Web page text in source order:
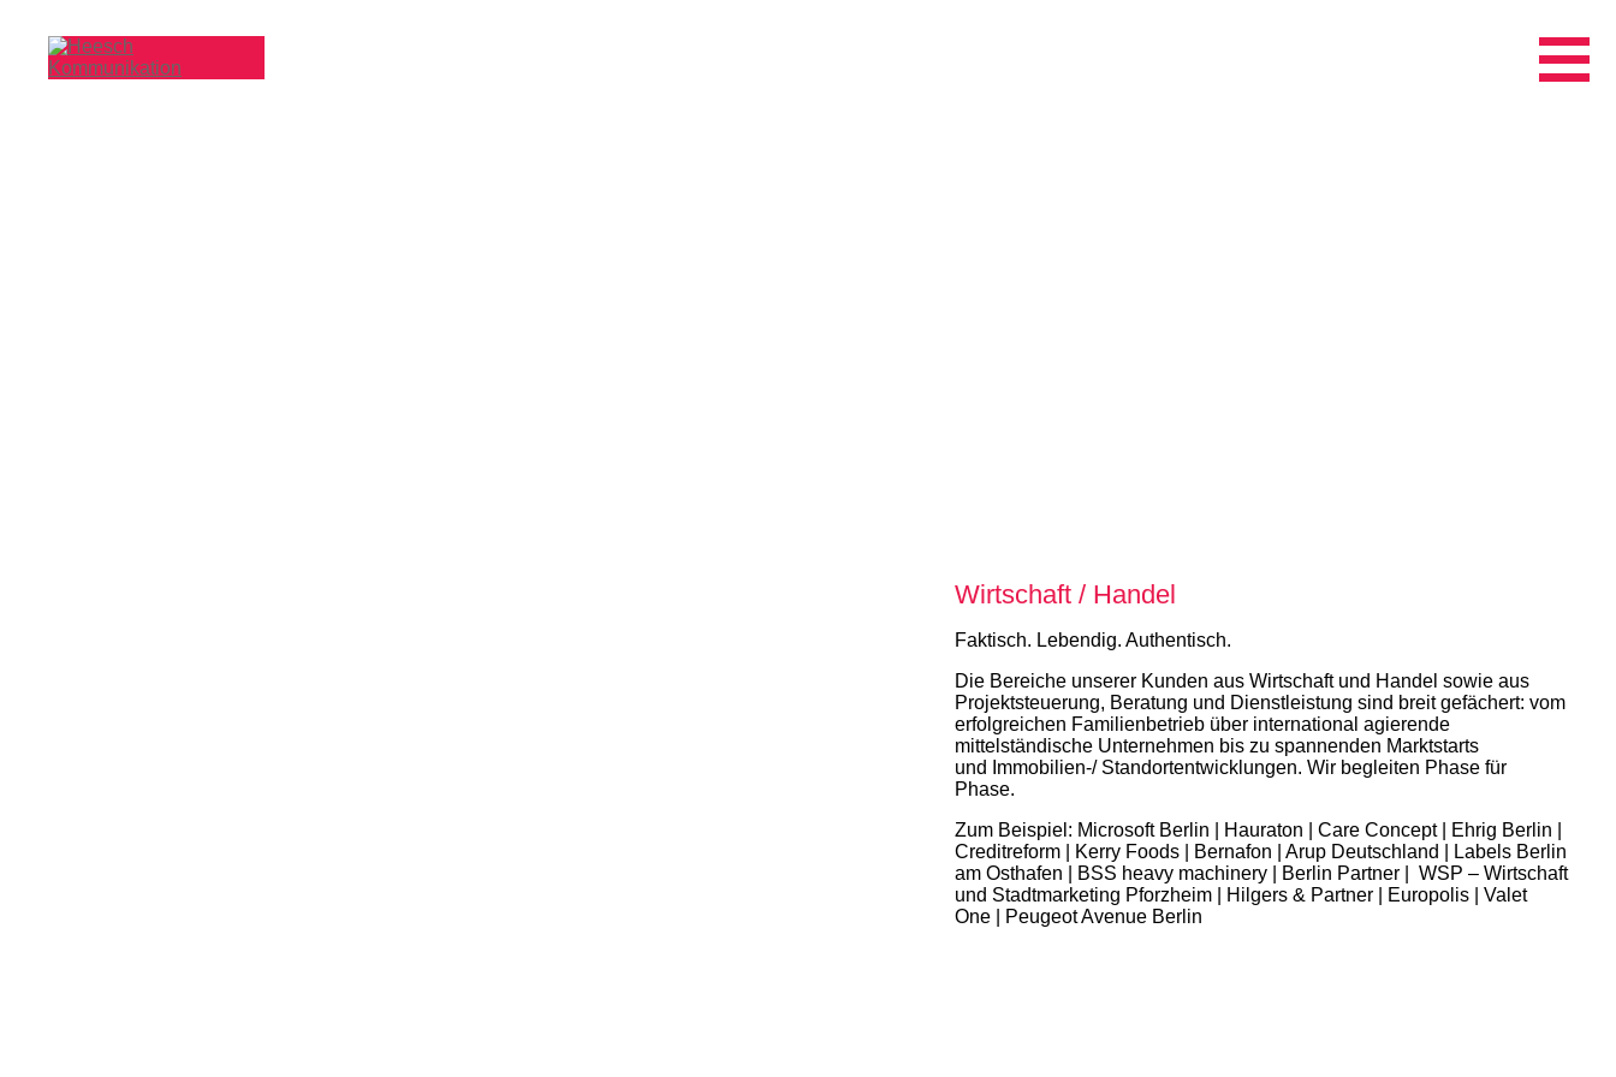
Wirtschaft / Handel
Faktisch. Lebendig. Authentisch.
Die Bereiche unserer Kunden aus Wirtschaft und Handel sowie aus
Projektsteuerung, Beratung und Dienstleistung sind breit gefächert: vom
erfolgreichen Familienbetrieb über international agierende
mittelständische Unternehmen bis zu spannenden Marktstarts
und Immobilien-/ Standortentwicklungen. Wir begleiten Phase für
Phase.
Zum Beispiel: Microsoft Berlin | Hauraton | Care Concept | Ehrig Berlin |
Creditreform | Kerry Foods | Bernafon | Arup Deutschland | Labels Berlin
am Osthafen | BSS heavy machinery | Berlin Partner | WSP – Wirtschaft
und Stadtmarketing Pforzheim | Hilgers & Partner | Europolis | Valet
One | Peugeot Avenue Berlin